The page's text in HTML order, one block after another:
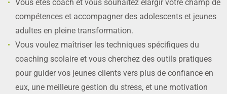
Vous êtes coach et vous souhaitez élargir votre champ de
compétences et accompagner des adolescents et jeunes
adultes en pleine transformation.
Vous voulez maîtriser les techniques spécifiques du
coaching scolaire et vous cherchez des outils pratiques
pour guider vos jeunes clients vers plus de confiance en
eux, une meilleure gestion du stress, et une motivation